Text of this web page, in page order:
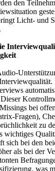
den
Licht- und
bei
Fragen),
zu
wichtiges
sich bei den
als bei der
was